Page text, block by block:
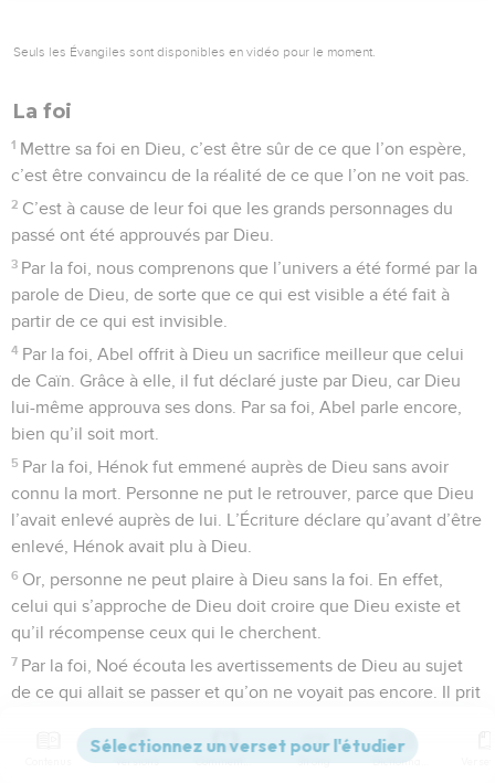
Seuls les Évangiles sont disponibles en vidéo pour le moment.
La foi
1 Mettre sa foi en Dieu, c’est être sûr de ce que l’on espère,
c’est être convaincu de la réalité de ce que l’on ne voit pas.
2 C’est à cause de leur foi que les grands personnages du
passé ont été approuvés par Dieu.
3 Par la foi, nous comprenons que l’univers a été formé par la
parole de Dieu, de sorte que ce qui est visible a été fait à
partir de ce qui est invisible.
4 Par la foi, Abel offrit à Dieu un sacrifice meilleur que celui
de Caïn. Grâce à elle, il fut déclaré juste par Dieu, car Dieu
lui-même approuva ses dons. Par sa foi, Abel parle encore,
bien qu’il soit mort.
5 Par la foi, Hénok fut emmené auprès de Dieu sans avoir
connu la mort. Personne ne put le retrouver, parce que Dieu
l’avait enlevé auprès de lui. L’Écriture déclare qu’avant d’être
enlevé, Hénok avait plu à Dieu.
6 Or, personne ne peut plaire à Dieu sans la foi. En effet,
celui qui s’approche de Dieu doit croire que Dieu existe et
qu’il récompense ceux qui le cherchent.
7 Par la foi, Noé écouta les avertissements de Dieu au sujet
de ce qui allait se passer et qu’on ne voyait pas encore. Il prit
sauvé avec toute sa famille. Ainsi, il condamna le monde et
Versions Commentaires Strong